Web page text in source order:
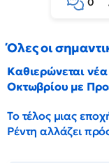
Όλες οι
Καθιερώνεται
Οκτωβρίου με
Το τέλος μιας
Ρέντη αλλάζει